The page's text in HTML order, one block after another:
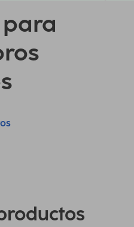
para